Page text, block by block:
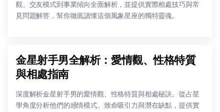
觀、交友模式到事業傾向全面解析，並提供實際相處技巧與常
見問題解答，幫你徹底讀懂這個風象星座的獨特靈魂。
金星射手男全解析：愛情觀、性格特質
與相處指南
深度解析金星射手男的愛情觀、性格特質與相處秘訣。從占星
學角度分析他們的感情模式、致命吸引力與潛在缺點，提供實